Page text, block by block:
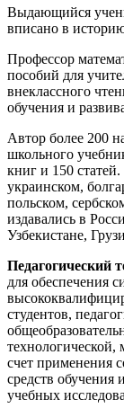
Выдающийся
вписано в
Профессор
пособий для
внеклассного
обучения и
Автор более 200
школьного
книг и 150
украинском,
польском,
издавались в
Узбекистане,
Педагогический
для обеспечения
студентов,
технологической,
счет применения
средств обучения
учебных